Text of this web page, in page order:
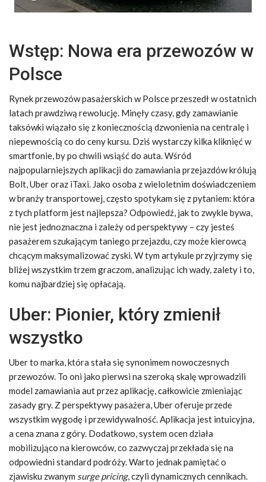
Wstęp: Nowa era przewozów w
Polsce
Rynek przewozów pasażerskich w Polsce przeszedł w ostatnich
latach prawdziwą rewolucję. Minęły czasy, gdy zamawianie
taksówki wiązało się z koniecznością dzwonienia na centralę i
niepewnością co do ceny kursu. Dziś wystarczy kilka kliknięć w
smartfonie, by po chwili wsiąść do auta. Wśród
najpopularniejszych aplikacji do zamawiania przejazdów królują
Bolt, Uber oraz iTaxi. Jako osoba z wieloletnim doświadczeniem
w branży transportowej, często spotykam się z pytaniem: która
z tych platform jest najlepsza? Odpowiedź, jak to zwykle bywa,
nie jest jednoznaczna i zależy od perspektywy – czy jesteś
pasażerem szukającym taniego przejazdu, czy może kierowcą
chcącym maksymalizować zyski. W tym artykule przyjrzymy się
bliżej wszystkim trzem graczom, analizując ich wady, zalety i to,
komu najbardziej się opłacają.
Uber: Pionier, który zmienił
wszystko
Uber to marka, która stała się synonimem nowoczesnych
przewozów. To oni jako pierwsi na szeroką skalę wprowadzili
model zamawiania aut przez aplikację, całkowicie zmieniając
zasady gry. Z perspektywy pasażera, Uber oferuje przede
wszystkim wygodę i przewidywalność. Aplikacja jest intuicyjna,
a cena znana z góry. Dodatkowo, system ocen działa
mobilizująco na kierowców, co zazwyczaj przekłada się na
odpowiedni standard podróży. Warto jednak pamiętać o
zjawisku zwanym surge pricing, czyli dynamicznych cennikach.